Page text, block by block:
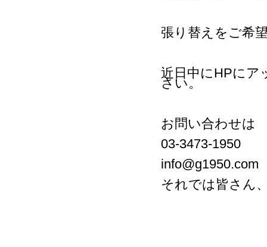
張り替えをご希
近日中にHPにア
さい。
お問い合わせは
03-3473-1950
info@g1950.com
それでは皆さん